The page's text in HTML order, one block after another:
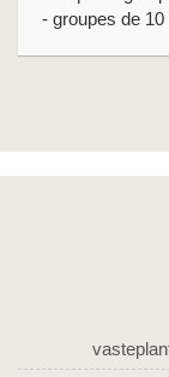
- groupes de